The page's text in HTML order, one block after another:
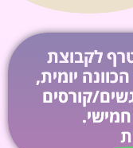
לקבוצת
יומית,
קורסים